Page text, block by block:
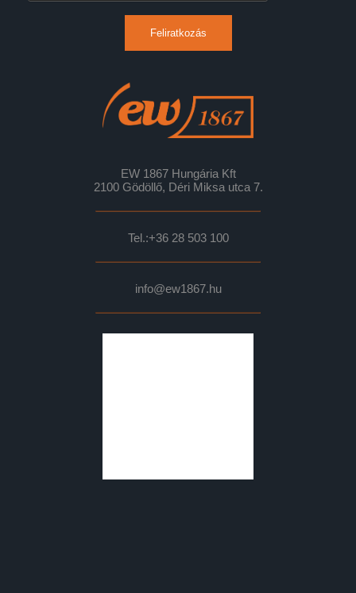
Feliratkozás
EW 1867 Hungária Kft
2100 Gödöllő, Déri Miksa utca 7.
Tel.:+36 28 503 100
info@ew1867.hu